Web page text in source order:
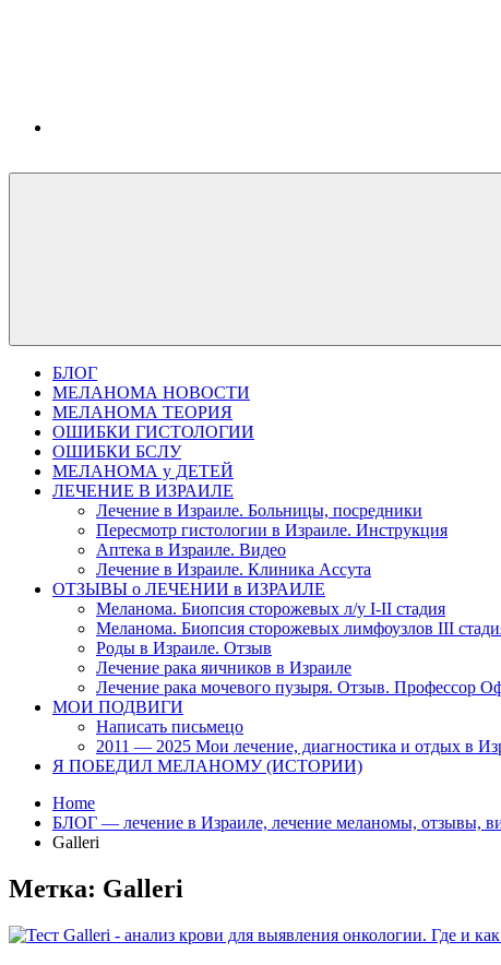
БЛОГ
МЕЛАНОМА НОВОСТИ
МЕЛАНОМА ТЕОРИЯ
ОШИБКИ ГИСТОЛОГИИ
ОШИБКИ БСЛУ
МЕЛАНОМА у ДЕТЕЙ
ЛЕЧЕНИЕ В ИЗРАИЛЕ
Лечение в Израиле. Больницы, посредники
Пересмотр гистологии в Израиле. Инструкция
Аптека в Израиле. Видео
Лечение в Израиле. Клиника Ассута
ОТЗЫВЫ о ЛЕЧЕНИИ в ИЗРАИЛЕ
Меланома. Биопсия сторожевых л/у I-II стадия
Меланома. Биопсия сторожевых лимфоузлов III
Роды в Израиле. Отзыв
Лечение рака яичников в Израиле
Лечение рака мочевого пузыря. Отзыв. Профессор
МОИ ПОДВИГИ
Написать письмецо
2011 — 2025 Мои лечение, диагностика и отдых в
Я ПОБЕДИЛ МЕЛАНОМУ (ИСТОРИИ)
Home
БЛОГ — лечение в Израиле, лечение меланомы, отзывы,
Galleri
Метка: Galleri